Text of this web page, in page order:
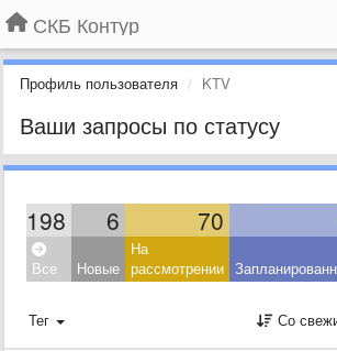
СКБ Контур
Профиль пользователя KTV
Ваши запросы по статусу
198 6 70
Все Новые
На
рассмотрении
Тег Со